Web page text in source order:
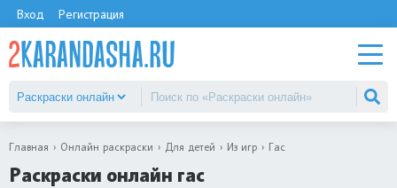
Вход Регистрация
Главная Онлайн раскраски Для детей Из игр Гас
Раскраски онлайн гас